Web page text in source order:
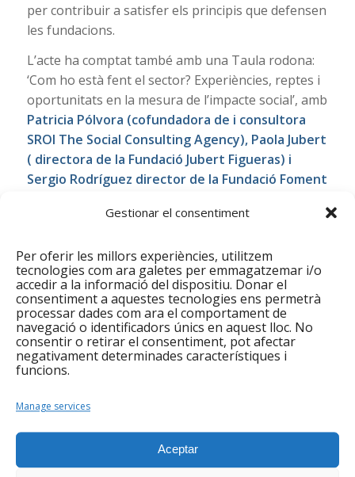
Gestionar el consentiment
Per oferir les millors experiències, utilitzem
tecnologies com ara galetes per emmagatzemar i/o
accedir a la informació del dispositiu. Donar el
consentiment a aquestes tecnologies ens permetrà
processar dades com ara el comportament de
navegació o identificadors únics en aquest lloc. No
consentir o retirar el consentiment, pot afectar
negativament determinades característiques i
funcions.
Manage services
Aceptar
per contribuir a satisfer els principis que defensen
les fundacions.
L’acte ha comptat també amb una Taula rodona:
‘Com ho està fent el sector? Experiències, reptes i
oportunitats en la mesura de l’impacte social’, amb
Patricia Pólvora (cofundadora de i consultora
SROI The Social Consulting Agency), Paola Jubert
( directora de la Fundació Jubert Figueras) i
Sergio Rodríguez director de la Fundació Foment
importància d’estandaritzar metodologies que ens
ajudin a mesurar els efectes positius que produeix
la nostra activitat a la societat.
Compartir aquesta entrada
0